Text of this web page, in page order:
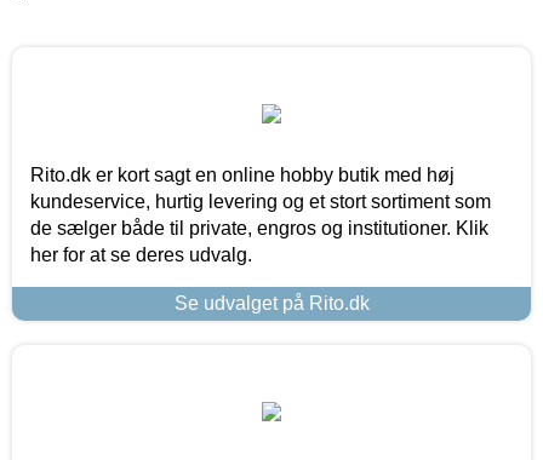
Rito.dk er kort sagt en online hobby butik med høj
kundeservice, hurtig levering og et stort sortiment som
de sælger både til private, engros og institutioner. Klik
her for at se deres udvalg.
Se udvalget på Rito.dk